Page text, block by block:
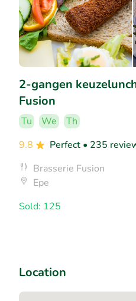
2-gangen
Fusion
Tu We
Th
9.8
Perfect • 235
Brasserie Fusion
Epe
Sold: 125
Location